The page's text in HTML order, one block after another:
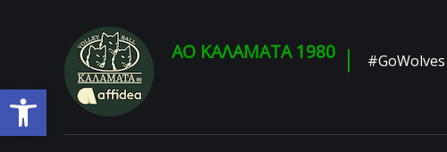
Ανοίξτε τη γραμμή εργαλείων
ΑΟ ΚΑΛΑΜΑΤΑ 1980 #GoWolves